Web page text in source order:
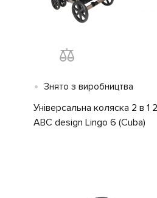
• Знято з виробництва
Універсальна коляска 2 в 1
ABC design Lingo 6 (Cuba)